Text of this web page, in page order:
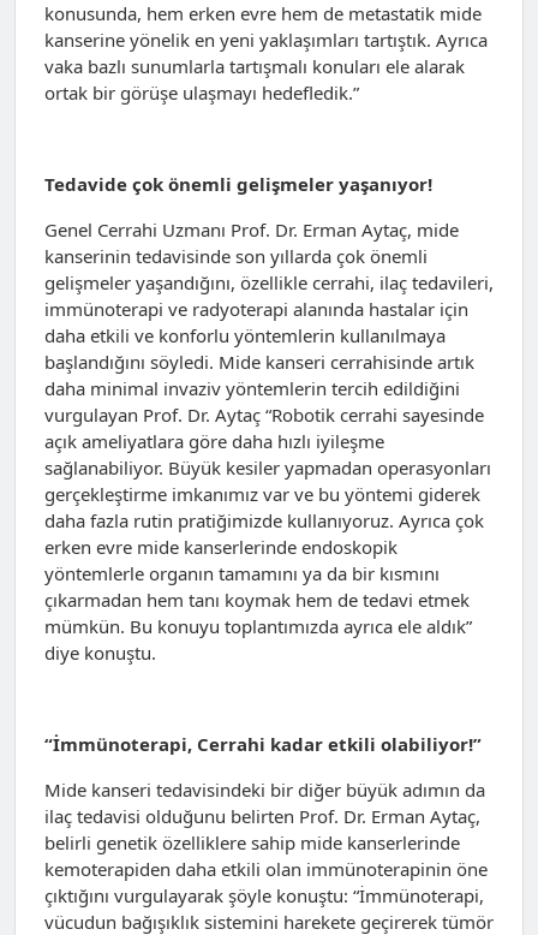
konusunda, hem erken evre hem de metastatik mide
kanserine yönelik en yeni yaklaşımları tartıştık. Ayrıca
vaka bazlı sunumlarla tartışmalı konuları ele alarak
ortak bir görüşe ulaşmayı hedefledik.”
Tedavide çok önemli gelişmeler yaşanıyor!
Genel Cerrahi Uzmanı Prof. Dr. Erman Aytaç, mide
kanserinin tedavisinde son yıllarda çok önemli
gelişmeler yaşandığını, özellikle cerrahi, ilaç tedavileri,
immünoterapi ve radyoterapi alanında hastalar için
daha etkili ve konforlu yöntemlerin kullanılmaya
başlandığını söyledi. Mide kanseri cerrahisinde artık
daha minimal invaziv yöntemlerin tercih edildiğini
vurgulayan Prof. Dr. Aytaç “Robotik cerrahi sayesinde
açık ameliyatlara göre daha hızlı iyileşme
sağlanabiliyor. Büyük kesiler yapmadan operasyonları
gerçekleştirme imkanımız var ve bu yöntemi giderek
daha fazla rutin pratiğimizde kullanıyoruz. Ayrıca çok
erken evre mide kanserlerinde endoskopik
yöntemlerle organın tamamını ya da bir kısmını
çıkarmadan hem tanı koymak hem de tedavi etmek
mümkün. Bu konuyu toplantımızda ayrıca ele aldık”
diye konuştu.
“İmmünoterapi, Cerrahi kadar etkili olabiliyor!”
Mide kanseri tedavisindeki bir diğer büyük adımın da
ilaç tedavisi olduğunu belirten Prof. Dr. Erman Aytaç,
belirli genetik özelliklere sahip mide kanserlerinde
kemoterapiden daha etkili olan immünoterapinin öne
çıktığını vurgulayarak şöyle konuştu: “İmmünoterapi,
vücudun bağışıklık sistemini harekete geçirerek tümör